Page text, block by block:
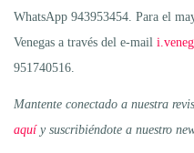
WhatsApp 943953454. Para el
Venegas a través del e-mail
951740516.
Mantente conectado a nuestra
aquíy suscribiéndote a nuestro